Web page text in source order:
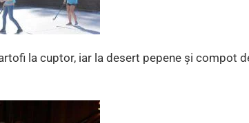
la cuptor, iar la desert pepene și compot